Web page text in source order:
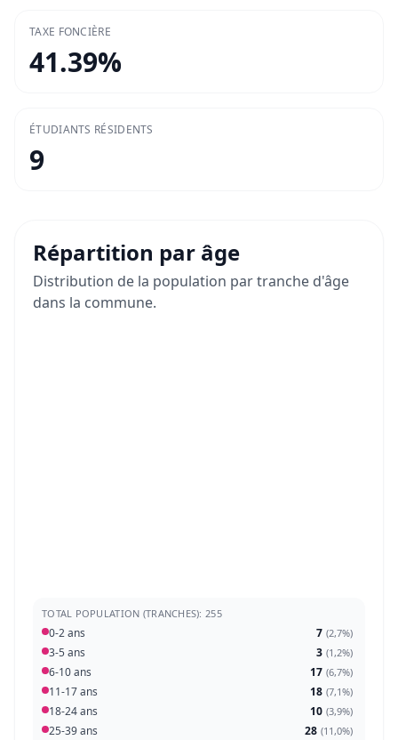
TAXE FONCIÈRE
41.39%
ÉTUDIANTS RÉSIDENTS
9
Répartition par âge
Distribution de la population par tranche d'âge
dans la commune.
TOTAL POPULATION (TRANCHES): 255
0-2 ans 7 (2,7%)
3-5 ans 3 (1,2%)
6-10 ans 17 (6,7%)
11-17 ans 18 (7,1%)
18-24 ans 10 (3,9%)
25-39 ans 28 (11,0%)